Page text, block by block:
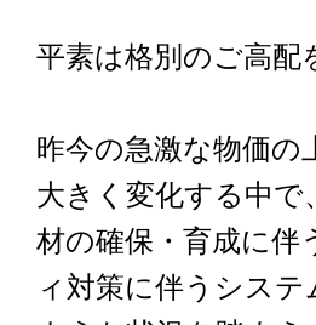
平素は格別のご高配
昨今の急激な物価の
大きく変化する中
材の確保・育成に伴
ィ対策に伴うシス